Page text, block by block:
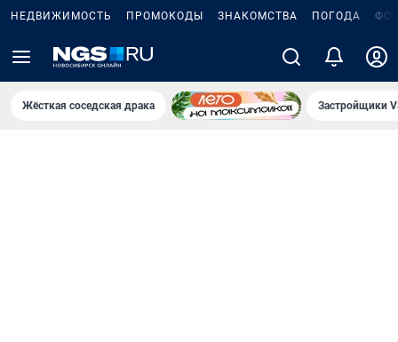
НЕДВИЖИМОСТЬ ПРОМОКОДЫ ЗНАКОМСТВА ПОГОДА
Жёсткая соседская драка Застройщики